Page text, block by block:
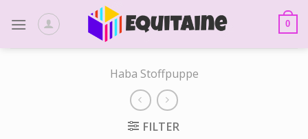
0
Haba Stoffpuppe
FILTER